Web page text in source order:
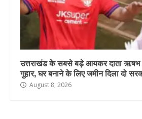
उत्तराखंड के सबसे बड़े आयकर दाता ऋषभ
गुहार, घर बनाने के लिए जमीन दिला दो
August 8, 2026